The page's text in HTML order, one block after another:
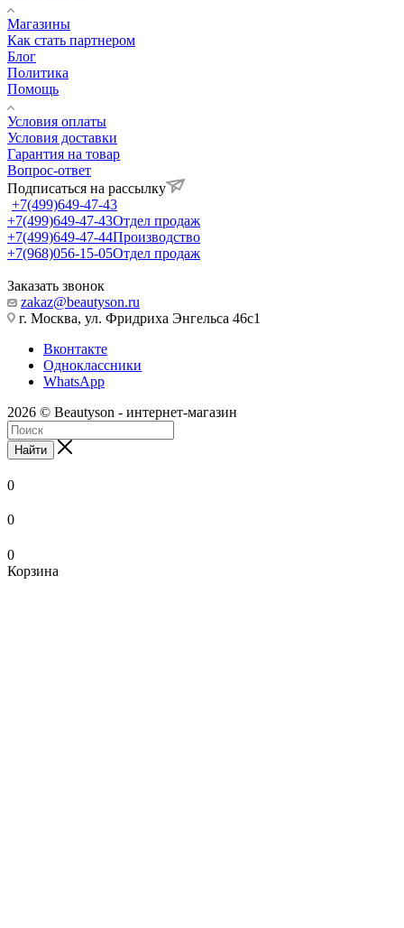
Магазины
Как стать партнером
Блог
Политика
Помощь
Условия оплаты
Условия доставки
Гарантия на товар
Вопрос-ответ
Подписаться на рассылку
+7(499)649-47-43
+7(499)649-47-43Отдел продаж
+7(499)649-47-44Производство
+7(968)056-15-05Отдел продаж
Заказать звонок
zakaz@beautyson.ru
г. Москва, ул. Фридриха Энгельса 46с1
Вконтакте
Одноклассники
WhatsApp
2026 © Beautyson - интернет-магазин
Найти
0
0
0
Корзина